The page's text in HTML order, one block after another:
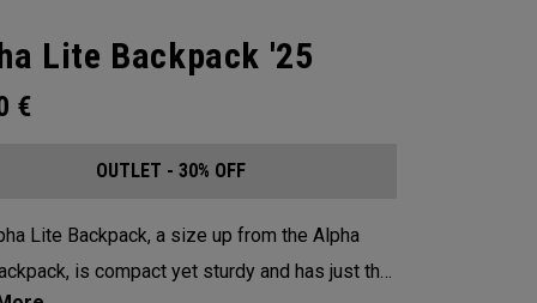
Lite Backpack '25
€
OUTLET - 30% OFF
Lite Backpack, a size up from the Alpha
is compact yet sturdy and has just the